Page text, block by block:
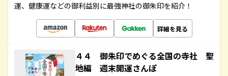
運、健康運などの御利益別に最強神社の御朱印を紹介！
詳細を見る
４４ 御朱印でめぐる全国の寺社 聖
地編 週末開運さんぽ